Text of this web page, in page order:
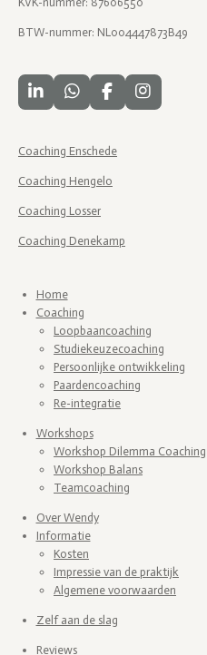
BTW-nummer: NL004447873B49
L
i
k
d
n
W
h
t
A
p
F
a
e
o
I
n
Coaching Enschede
Coaching Hengelo
Coaching Losser
Coaching Denekamp
Home
Coaching
Loopbaancoaching
Studiekeuzecoaching
Persoonlijke ontwikkeling
Paardencoaching
Re-integratie
Workshops
Workshop Dilemma Coaching
Workshop Balans
Teamcoaching
Over Wendy
Informatie
Kosten
Impressie van de praktijk
Algemene voorwaarden
Zelf aan de slag
Reviews